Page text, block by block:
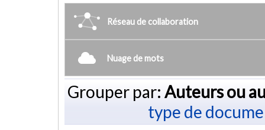
Réseau de collaboration
Nuage de mots
Grouper par: Auteurs ou
type de